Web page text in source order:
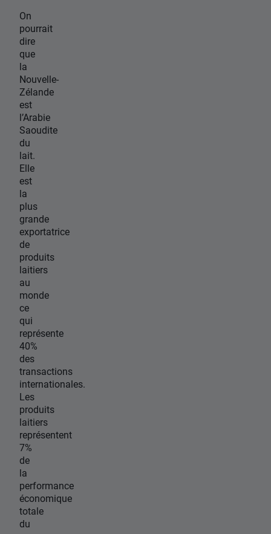
On
pourrait
dire
que
la
Nouvelle-
Zélande
est
l’Arabie
Saoudite
du
lait.
Elle
est
la
plus
grande
exportatrice
de
produits
laitiers
au
monde
ce
qui
représente
40%
des
transactions
internationales.
Les
produits
laitiers
représentent
7%
de
la
performance
économique
totale
du